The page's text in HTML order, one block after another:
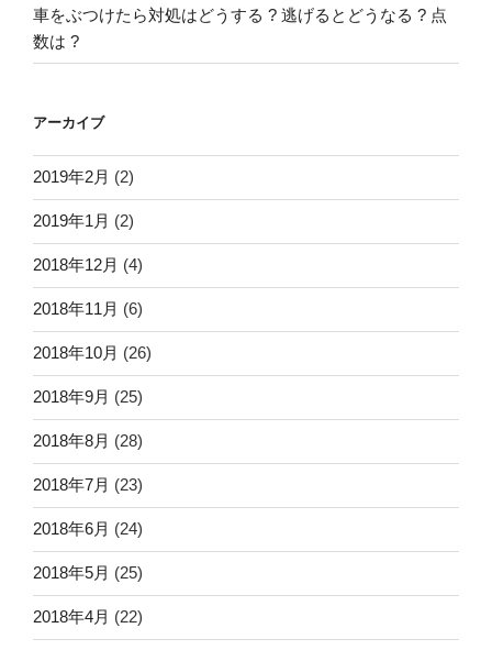
車をぶつけたら対処はどうする ? 逃げるとどうなる ? 点
数は ?
アーカイブ
2019年2月 (2)
2019年1月 (2)
2018年12月 (4)
2018年11月 (6)
2018年10月 (26)
2018年9月 (25)
2018年8月 (28)
2018年7月 (23)
2018年6月 (24)
2018年5月 (25)
2018年4月 (22)